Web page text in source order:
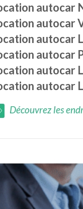
autocar
autocar
autocar
autocar
autocar
autocar
Découvrez les